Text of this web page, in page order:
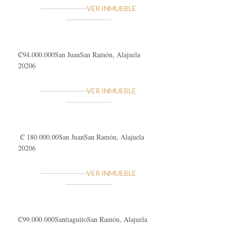
VER INMUEBLE
₡94.000.000San JuanSan Ramón, Alajuela
20206
VER INMUEBLE
₡ 180.000.00San JuanSan Ramón, Alajuela
20206
VER INMUEBLE
₡99.000.000SantiaguitoSan Ramón, Alajuela